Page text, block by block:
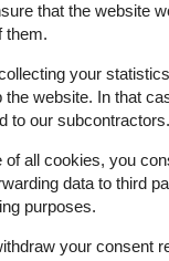
kann variieren.
guten Eindruck,
Our guest
that the website
them.
your
the website. In that
to our subcontractors.
of all cookies, you
data to third
purposes.
your consent